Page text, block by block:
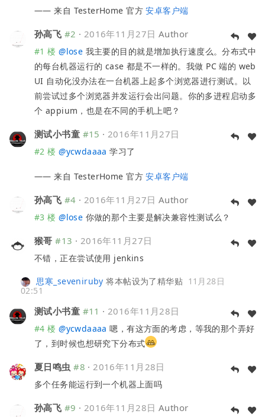
—— 来自 TesterHome 官方安卓客户端
孙高飞 #2 · 2016年11月27日 Author
#1 楼 @lose 我主要的目的就是增加执行速度么。分布式中
的每台机器运行的 case 都是不一样的。我做 PC 端的 web
UI 自动化没办法在一台机器上起多个浏览器进行测试。以
前尝试过多个浏览器并发运行会出问题。你的多进程启动多
个 appium，也是在不同的手机上吧？
测试小书童 #15 ·2016年11月27日
#2 楼 @ycwdaaaa 学习了
—— 来自 TesterHome 官方安卓客户端
孙高飞 #4 · 2016年11月27日 Author
#3 楼 @lose 你做的那个主要是解决兼容性测试么？
猴哥 #13 · 2016年11月27日
不错，正在尝试使用 jenkins
思寒_seveniruby 将本帖设为了精华贴 11月28日
02:51
测试小书童 #11 ·2016年11月28日
#4 楼 @ycwdaaaa 嗯，有这方面的考虑，等我的那个弄好
了，到时候也想研究下分布式
夏日鸣虫 #8 ·2016年11月28日
多个任务能运行到一个机器上面吗
孙高飞 #9 · 2016年11月28日 Author